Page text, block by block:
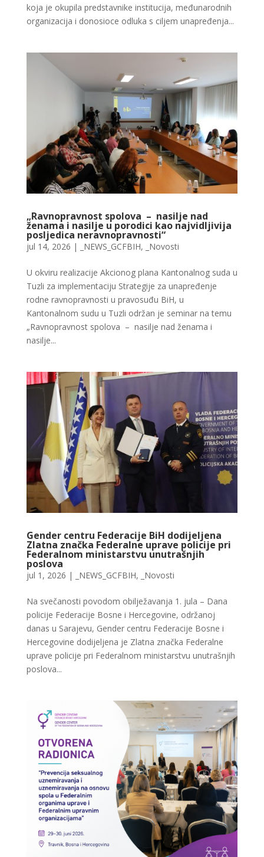
koja je okupila predstavnike institucija, međunarodnih
organizacija i donosioce odluka s ciljem unapređenja...
„Ravnopravnost spolova – nasilje nad
ženama i nasilje u porodici kao najvidljivija
posljedica neravnopravnosti“
jul 14, 2026 | _NEWS_GCFBIH, _Novosti
U okviru realizacije Akcionog plana Kantonalnog suda u
Tuzli za implementaciju Strategije za unapređenje
rodne ravnopravnosti u pravosuđu BiH, u
Kantonalnom sudu u Tuzli održan je seminar na temu
„Ravnopravnost spolova – nasilje nad ženama i
nasilje...
Gender centru Federacije BiH dodijeljena
Zlatna značka Federalne uprave policije pri
Federalnom ministarstvu unutrašnjih
poslova
jul 1, 2026 | _NEWS_GCFBIH, _Novosti
Na svečanosti povodom obilježavanja 1. jula – Dana
policije Federacije Bosne i Hercegovine, održanoj
danas u Sarajevu, Gender centru Federacije Bosne i
Hercegovine dodijeljena je Zlatna značka Federalne
uprave policije pri Federalnom ministarstvu unutrašnjih
poslova...